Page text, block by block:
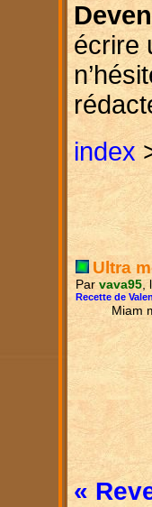
écrire
index
Ultra
Par vava95 ,
Recette de
Miam
«